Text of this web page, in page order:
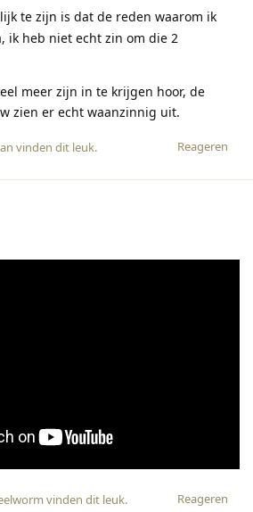
te zijn is dat de reden waarom ik
ik heb niet echt zin om die 2
meer zijn in te krijgen hoor, de
zien er echt waanzinnig uit.
Reageren
vinden dit leuk.
Reageren
vinden dit leuk.